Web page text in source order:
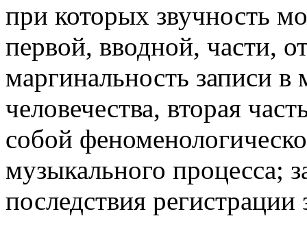
при которых звучность
первой, вводной, части,
маргинальность записи
человечества, вторая
собой
музыкального процесса;
последствия